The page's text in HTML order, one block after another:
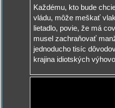
Každému, kto bude
vládu, môže meškať
lietadlo, povie, že má
musel zachraňovať
jednoducho tisíc
krajina idiotských